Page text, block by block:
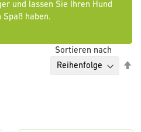
und lassen Sie Ihren Hund
Spaß haben.
Sortieren nach